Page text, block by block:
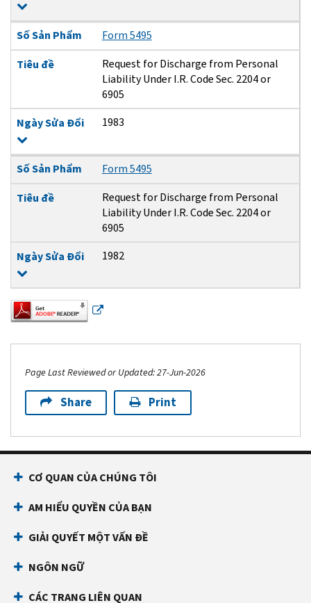
Số Sản Phẩm
Form 5495
Tiêu đề
Request for Discharge from Personal
Liability Under I.R. Code Sec. 2204 or
6905
Ngày Sửa Đổi
1983
Số Sản Phẩm
Form 5495
Tiêu đề
Request for Discharge from Personal
Liability Under I.R. Code Sec. 2204 or
6905
Ngày Sửa Đổi
1982
Page Last Reviewed or Updated: 27-Jun-2026
Share Print
Footer Navigation
CƠ QUAN CỦA CHÚNG TÔI
AM HIỂU QUYỀN CỦA BẠN
GIẢI QUYẾT MỘT VẤN ĐỀ
NGÔN NGỮ
CÁC TRANG LIÊN QUAN